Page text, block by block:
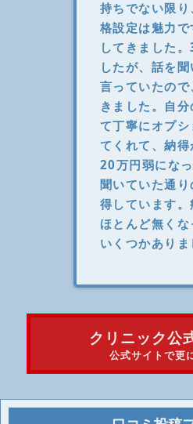
持ちでない限
格設定は魅力
してきました
したが、話を
言っていたの
きました。自
て丁寧にオプ
てくれて、納
20万円弱にな
聞いていた通
得しています
ほとんど無く
いくつかありま
クリニック公
公式サイトで更